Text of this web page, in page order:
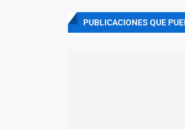
PUBLICACIONES QUE